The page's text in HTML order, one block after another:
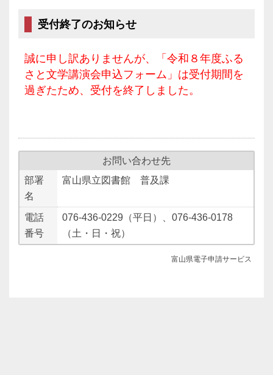
受付終了のお知らせ
誠に申し訳ありませんが、「令和８年度ふる
さと文学講演会申込フォーム」は受付期間を
過ぎたため、受付を終了しました。
お問い合わせ先
部署
名
富山県立図書館 普及課
電話
番号
076-436-0229（平日）、076-436-0178
（土・日・祝）
富山県電子申請サービス